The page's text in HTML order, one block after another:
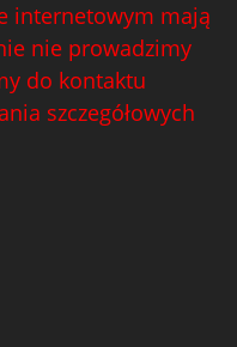
internetowym mają
nie prowadzimy
do kontaktu
szczegółowych